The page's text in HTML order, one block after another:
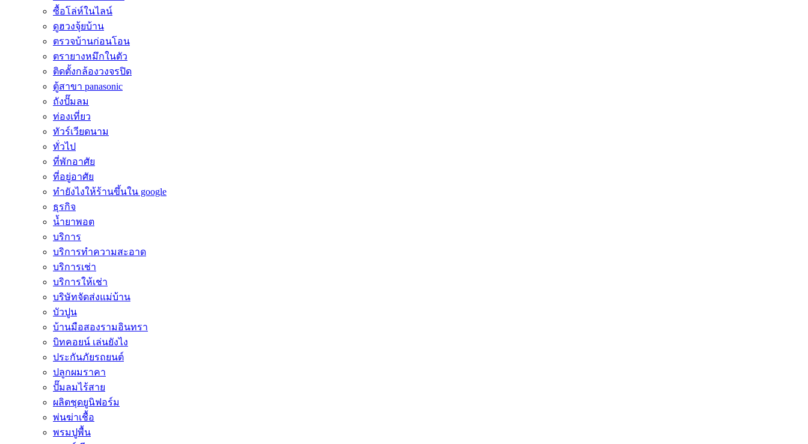
ซื้อโล่ห์ในไลน์
ดูฮวงจุ้ยบ้าน
ตรวจบ้านก่อนโอน
ตรายางหมึกในตัว
ติดตั้งกล้องวงจรปิด
ตู้สาขา panasonic
ถังปั๊มลม
ท่องเที่ยว
ทัวร์เวียดนาม
ทั่วไป
ที่พักอาศัย
ที่อยู่อาศัย
ทํายังไงให้ร้านขึ้นใน google
ธุรกิจ
น้ำยาพอต
บริการ
บริการทำความสะอาด
บริการเช่า
บริการให้เช่า
บริษัทจัดส่งแม่บ้าน
บัวปูน
บ้านมือสองรามอินทรา
บิทคอยน์ เล่นยังไง
ประกันภัยรถยนต์
ปลูกผมราคา
ปั๊มลมไร้สาย
ผลิตชุดยูนิฟอร์ม
พ่นฆ่าเชื้อ
พรมปูพื้น